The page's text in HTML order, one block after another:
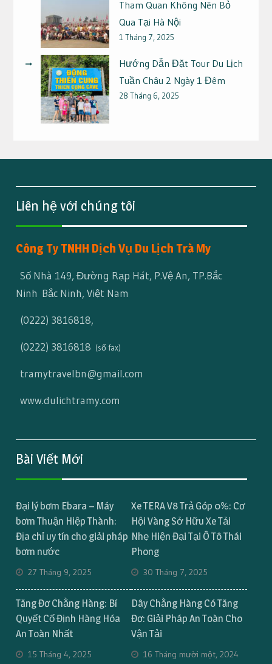
Tham Quan Không Nên Bỏ
Qua Tại Hà Nội
1 Tháng 7, 2025
Hướng Dẫn Đặt Tour Du Lịch
Tuần Châu 2 Ngày 1 Đêm
28 Tháng 6, 2025
Liên hệ với chúng tôi
Công Ty TNHH Dịch Vụ Du Lịch Trà My
Số Nhà 149, Đường Rạp Hát, P.Vệ An, TP.Bắc
Ninh Bắc Ninh, Việt Nam
(0222) 3816818,
(0222) 3816818 (số fax)
tramytravelbn@gmail.com
www.dulichtramy.com
Bài Viết Mới
Đại lý bơm Ebara – Máy
bơm Thuận Hiệp Thành:
Địa chỉ uy tín cho giải pháp
bơm nước
27 Tháng 9, 2025
Xe TERA V8 Trả Góp 0%: Cơ
Hội Vàng Sở Hữu Xe Tải
Nhẹ Hiện Đại Tại Ô Tô Thái
Phong
30 Tháng 7, 2025
Tăng Đơ Chằng Hàng: Bí
Quyết Cố Định Hàng Hóa
An Toàn Nhất
15 Tháng 4, 2025
Dây Chằng Hàng Có Tăng
Đơ: Giải Pháp An Toàn Cho
Vận Tải
16 Tháng mười một, 2024